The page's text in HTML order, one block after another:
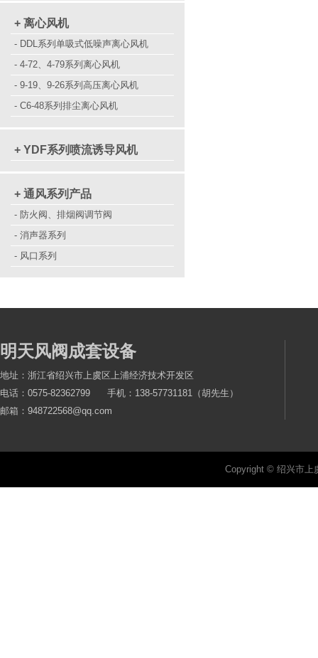
+ 离心风机
- DDL系列单吸式低噪声离心风机
- 4-72、4-79系列离心风机
- 9-19、9-26系列高压离心风机
- C6-48系列排尘离心风机
+ YDF系列喷流诱导风机
+ 通风系列产品
- 防火阀、排烟阀调节阀
- 消声器系列
- 风口系列
明天风阀成套设备
地址：浙江省绍兴市上虞区上浦经济技术开发区
电话：0575-82362799 手机：138-57731181（胡先生）
邮箱：948722568@qq.com
Copyright © 绍兴市上